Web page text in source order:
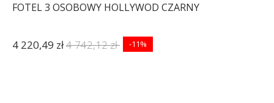
FOTEL 3 OSOBOWY HOLLYWOD CZARNY
4 220,49 zł4 742,12 zł -11%